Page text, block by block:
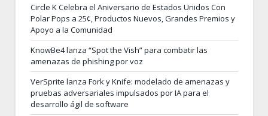
Circle K Celebra el Aniversario de Estados Unidos Con
Polar Pops a 25¢, Productos Nuevos, Grandes Premios y
Apoyo a la Comunidad
KnowBe4 lanza “Spot the Vish” para combatir las
amenazas de phishing por voz
VerSprite lanza Fork y Knife: modelado de amenazas y
pruebas adversariales impulsados por IA para el
desarrollo ágil de software